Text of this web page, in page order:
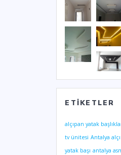
ETIKETLER
alçıpan yatak
tv ünitesi Antalya
yatak başı antalya